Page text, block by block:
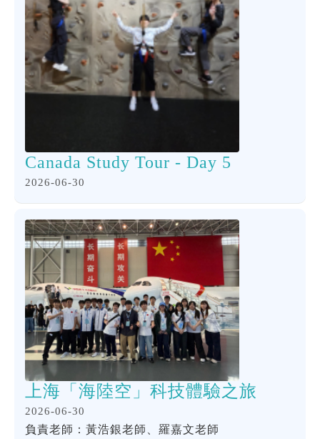
Canada Study Tour - Day 5
2026-06-30
上海「海陸空」科技體驗之旅
2026-06-30
負責老師：黃浩銀老師、羅嘉文老師